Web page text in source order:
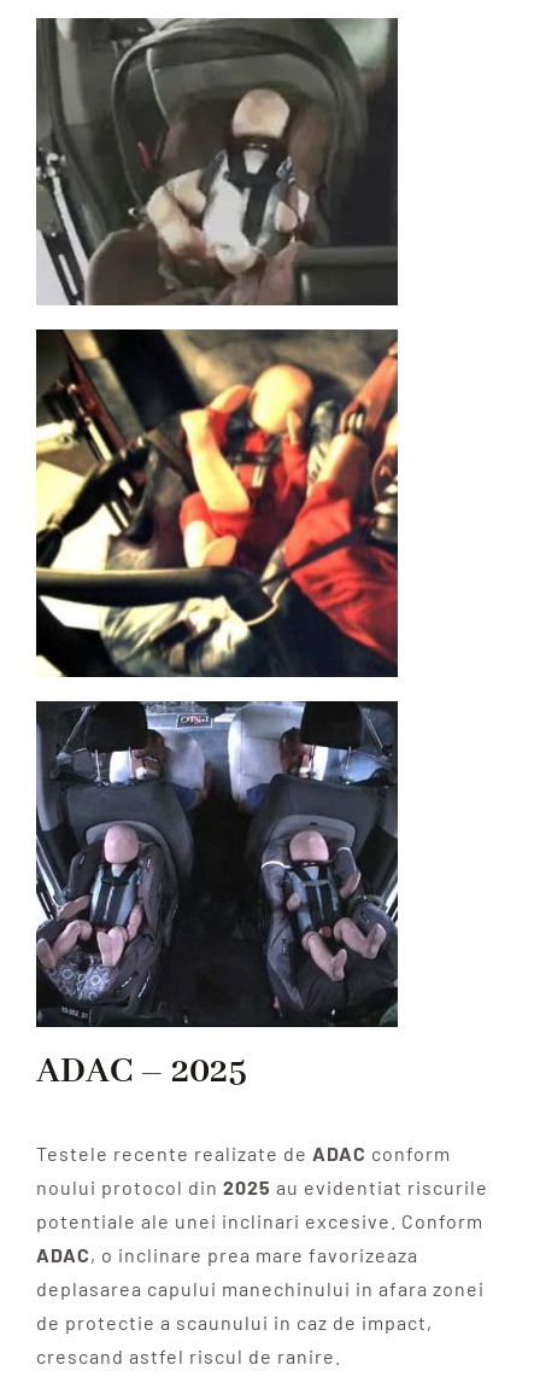
ADAC – 2025
Testele recente realizate de ADAC conform
noului protocol din 2025 au evidentiat riscurile
potentiale ale unei inclinari excesive. Conform
ADAC, o inclinare prea mare favorizeaza
deplasarea capului manechinului in afara zonei
de protectie a scaunului in caz de impact,
crescand astfel riscul de ranire.